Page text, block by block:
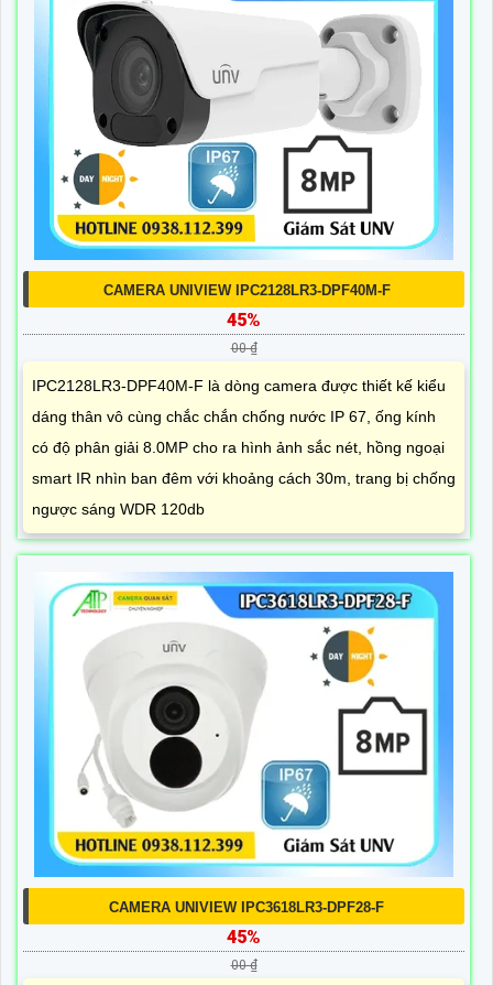
CAMERA UNIVIEW IPC2128LR3-DPF40M-F
45%
00 ₫
IPC2128LR3-DPF40M-F là dòng camera được thiết kế kiểu
dáng thân vô cùng chắc chắn chống nước IP 67, ống kính
có độ phân giải 8.0MP cho ra hình ảnh sắc nét, hồng ngoại
smart IR nhìn ban đêm với khoảng cách 30m, trang bị chống
ngược sáng WDR 120db
CAMERA UNIVIEW IPC3618LR3-DPF28-F
45%
00 ₫